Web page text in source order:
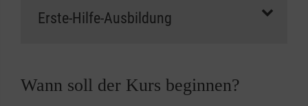
Wann soll der Kurs beginnen?